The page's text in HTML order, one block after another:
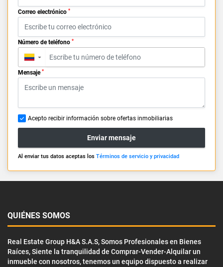
Correo electrónico *
Número de teléfono *
▼
Mensaje *
Acepto recibir información sobre ofertas inmobiliarias
Enviar mensaje
Al enviar tus datos aceptas los Términos de servicio y privacidad
QUIÉNES SOMOS
Real Estate Group H&A S.A.S, Somos Profesionales en Bienes
Raíces, Siente la tranquilidad de Comprar-Vender-Alquilar un
inmueble con nosotros, tenemos un equipo dispuesto a realizar